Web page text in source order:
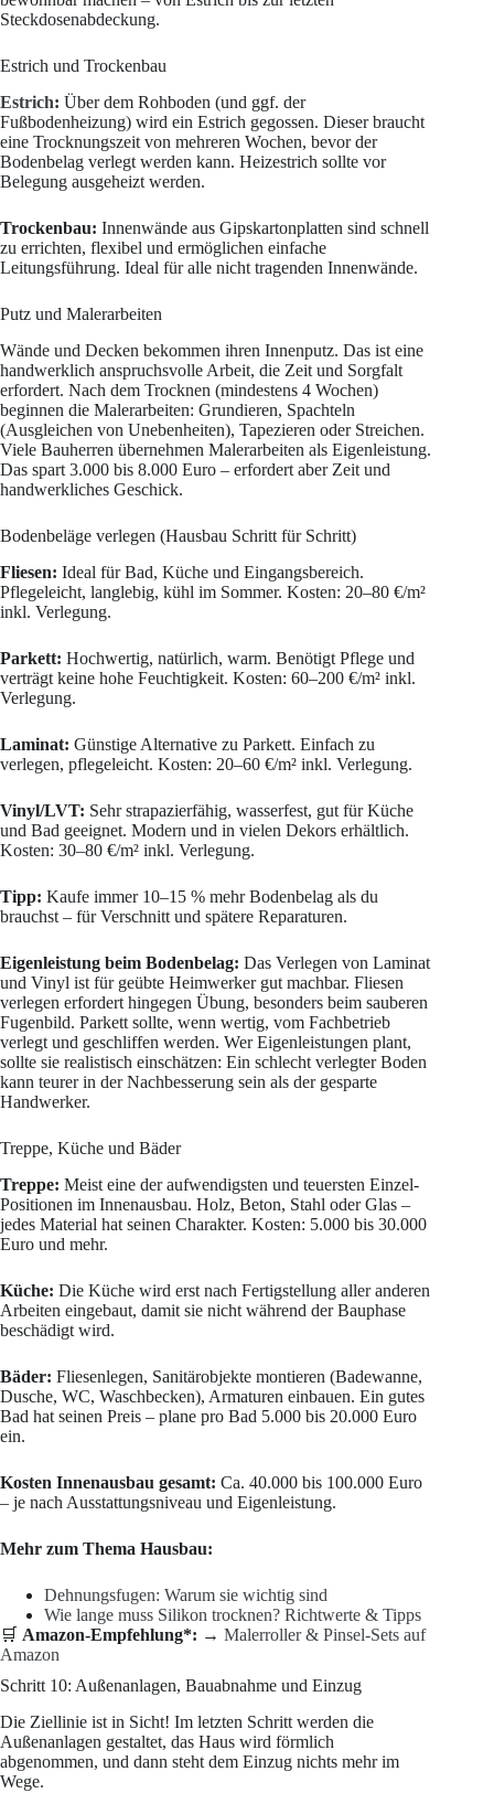
Steckdosenabdeckung.
Estrich und Trockenbau
Estrich: Über dem Rohboden (und ggf. der
Fußbodenheizung) wird ein Estrich gegossen. Dieser braucht
eine Trocknungszeit von mehreren Wochen, bevor der
Bodenbelag verlegt werden kann. Heizestrich sollte vor
Belegung ausgeheizt werden.
Trockenbau: Innenwände aus Gipskartonplatten sind schnell
zu errichten, flexibel und ermöglichen einfache
Leitungsführung. Ideal für alle nicht tragenden Innenwände.
Putz und Malerarbeiten
Wände und Decken bekommen ihren Innenputz. Das ist eine
handwerklich anspruchsvolle Arbeit, die Zeit und Sorgfalt
erfordert. Nach dem Trocknen (mindestens 4 Wochen)
beginnen die Malerarbeiten: Grundieren, Spachteln
(Ausgleichen von Unebenheiten), Tapezieren oder Streichen.
Viele Bauherren übernehmen Malerarbeiten als Eigenleistung.
Das spart 3.000 bis 8.000 Euro – erfordert aber Zeit und
handwerkliches Geschick.
Bodenbeläge verlegen (Hausbau Schritt für Schritt)
Fliesen: Ideal für Bad, Küche und Eingangsbereich.
Pflegeleicht, langlebig, kühl im Sommer. Kosten: 20–80 €/m²
inkl. Verlegung.
Parkett: Hochwertig, natürlich, warm. Benötigt Pflege und
verträgt keine hohe Feuchtigkeit. Kosten: 60–200 €/m² inkl.
Verlegung.
Laminat: Günstige Alternative zu Parkett. Einfach zu
verlegen, pflegeleicht. Kosten: 20–60 €/m² inkl. Verlegung.
Vinyl/LVT: Sehr strapazierfähig, wasserfest, gut für Küche
und Bad geeignet. Modern und in vielen Dekors erhältlich.
Kosten: 30–80 €/m² inkl. Verlegung.
Tipp: Kaufe immer 10–15 % mehr Bodenbelag als du
brauchst – für Verschnitt und spätere Reparaturen.
Eigenleistung beim Bodenbelag: Das Verlegen von Laminat
und Vinyl ist für geübte Heimwerker gut machbar. Fliesen
verlegen erfordert hingegen Übung, besonders beim sauberen
Fugenbild. Parkett sollte, wenn wertig, vom Fachbetrieb
verlegt und geschliffen werden. Wer Eigenleistungen plant,
sollte sie realistisch einschätzen: Ein schlecht verlegter Boden
kann teurer in der Nachbesserung sein als der gesparte
Handwerker.
Treppe, Küche und Bäder
Treppe: Meist eine der aufwendigsten und teuersten Einzel-
Positionen im Innenausbau. Holz, Beton, Stahl oder Glas –
jedes Material hat seinen Charakter. Kosten: 5.000 bis 30.000
Euro und mehr.
Küche: Die Küche wird erst nach Fertigstellung aller anderen
Arbeiten eingebaut, damit sie nicht während der Bauphase
beschädigt wird.
Bäder: Fliesenlegen, Sanitärobjekte montieren (Badewanne,
Dusche, WC, Waschbecken), Armaturen einbauen. Ein gutes
Bad hat seinen Preis – plane pro Bad 5.000 bis 20.000 Euro
ein.
Kosten Innenausbau gesamt: Ca. 40.000 bis 100.000 Euro
– je nach Ausstattungsniveau und Eigenleistung.
Mehr zum Thema Hausbau:
Dehnungsfugen: Warum sie wichtig sind
Wie lange muss Silikon trocknen? Richtwerte & Tipps
🛒 Amazon-Empfehlung*: → Malerroller & Pinsel-Sets auf
Amazon
Schritt 10: Außenanlagen, Bauabnahme und Einzug
Die Ziellinie ist in Sicht! Im letzten Schritt werden die
Außenanlagen gestaltet, das Haus wird förmlich
abgenommen, und dann steht dem Einzug nichts mehr im
Wege.